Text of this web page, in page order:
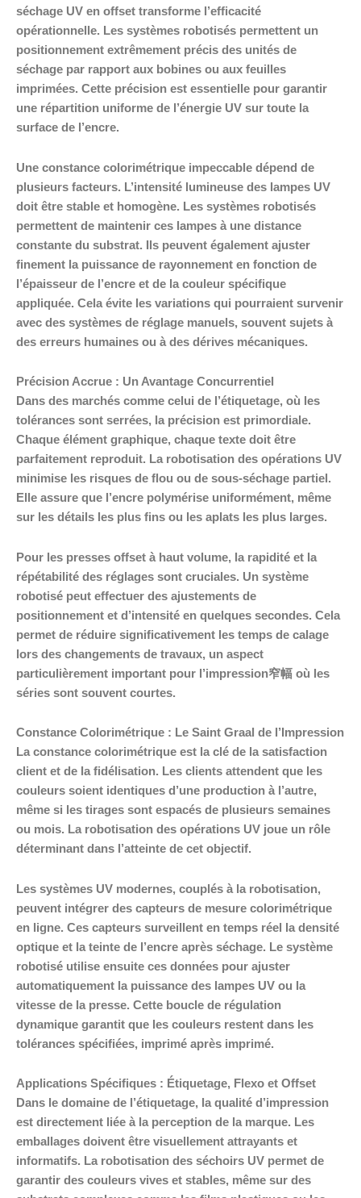
séchage UV en offset transforme l’efficacité
opérationnelle. Les systèmes robotisés permettent un
positionnement extrêmement précis des unités de
séchage par rapport aux bobines ou aux feuilles
imprimées. Cette précision est essentielle pour garantir
une répartition uniforme de l’énergie UV sur toute la
surface de l’encre.
Une constance colorimétrique impeccable dépend de
plusieurs facteurs. L’intensité lumineuse des lampes UV
doit être stable et homogène. Les systèmes robotisés
permettent de maintenir ces lampes à une distance
constante du substrat. Ils peuvent également ajuster
finement la puissance de rayonnement en fonction de
l’épaisseur de l’encre et de la couleur spécifique
appliquée. Cela évite les variations qui pourraient survenir
avec des systèmes de réglage manuels, souvent sujets à
des erreurs humaines ou à des dérives mécaniques.
Précision Accrue : Un Avantage Concurrentiel
Dans des marchés comme celui de l’étiquetage, où les
tolérances sont serrées, la précision est primordiale.
Chaque élément graphique, chaque texte doit être
parfaitement reproduit. La robotisation des opérations UV
minimise les risques de flou ou de sous-séchage partiel.
Elle assure que l’encre polymérise uniformément, même
sur les détails les plus fins ou les aplats les plus larges.
Pour les presses offset à haut volume, la rapidité et la
répétabilité des réglages sont cruciales. Un système
robotisé peut effectuer des ajustements de
positionnement et d’intensité en quelques secondes. Cela
permet de réduire significativement les temps de calage
lors des changements de travaux, un aspect
particulièrement important pour l’impression窄幅 où les
séries sont souvent courtes.
Constance Colorimétrique : Le Saint Graal de l’Impression
La constance colorimétrique est la clé de la satisfaction
client et de la fidélisation. Les clients attendent que les
couleurs soient identiques d’une production à l’autre,
même si les tirages sont espacés de plusieurs semaines
ou mois. La robotisation des opérations UV joue un rôle
déterminant dans l’atteinte de cet objectif.
Les systèmes UV modernes, couplés à la robotisation,
peuvent intégrer des capteurs de mesure colorimétrique
en ligne. Ces capteurs surveillent en temps réel la densité
optique et la teinte de l’encre après séchage. Le système
robotisé utilise ensuite ces données pour ajuster
automatiquement la puissance des lampes UV ou la
vitesse de la presse. Cette boucle de régulation
dynamique garantit que les couleurs restent dans les
tolérances spécifiées, imprimé après imprimé.
Applications Spécifiques : Étiquetage, Flexo et Offset
Dans le domaine de l’étiquetage, la qualité d’impression
est directement liée à la perception de la marque. Les
emballages doivent être visuellement attrayants et
informatifs. La robotisation des séchoirs UV permet de
garantir des couleurs vives et stables, même sur des